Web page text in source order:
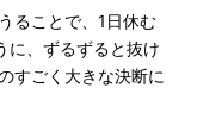
ることで、1日休む
、ずるずると抜け
すごく大きな決断に